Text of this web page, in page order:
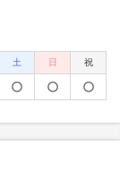
土 日 祝